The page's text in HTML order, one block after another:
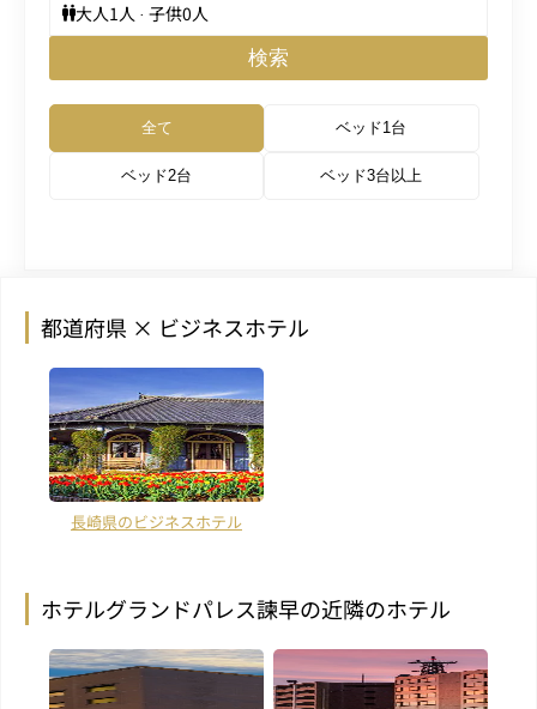
大人1人 · 子供0人
検索
全て ベッド1台
ベッド2台 ベッド3台以上
都道府県 × ビジネスホテル
長崎県のビジネスホテル
ホテルグランドパレス諫早の近隣のホテル